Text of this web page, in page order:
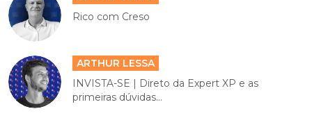
Rico com Creso
ARTHUR LESSA
INVISTA-SE | Direto da Expert XP e as
primeiras dúvidas...